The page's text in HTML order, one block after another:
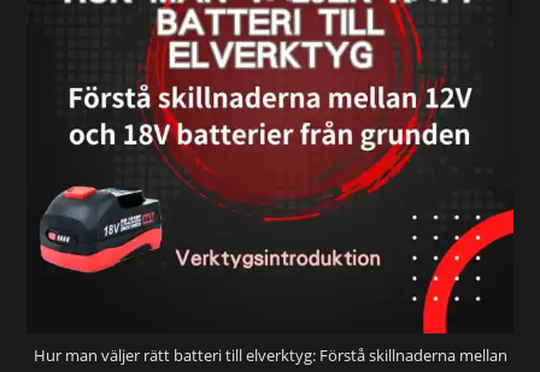
Hur man väljer rätt batteri till elverktyg: Förstå skillnaderna mellan